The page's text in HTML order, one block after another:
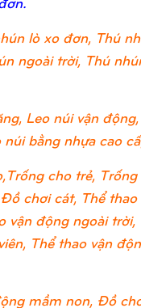
lò xo đơn, Thú
ngoài trời, Thú
Leo núi vận
bằng nhựa cao
cho trẻ, Trống
chơi cát, Thể
vận động ngoài trời,
Thể thao vận
mầm non, Đồ